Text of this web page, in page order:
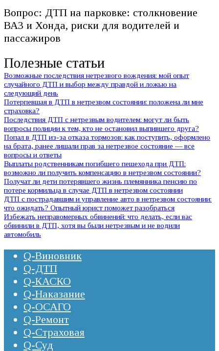
Вопрос: ДТП на парковке: столкновение
ВАЗ и Хонда, риски для водителей и
пассажиров
Полезные статьи
Возможные последствия нетрезвого вождения: мой опыт
случайного ДТП и выбор между правдой и ложью на
следующий день
Потерпевшая в ДТП в нетрезвом состоянии: положена ли мне
страховка?
Последствия ДТП с нетрезвым водителем: могут ли быть
вопросы полиции к тем, кто не остановил выпившего друга?
Попал в ДТП из-за отказа тормозов: как поступить, оформлено
на брата, ранее лишали прав за нетрезвое состояние — все
вопросы и ответы
Выплаты родственникам погибшего пешехода при ДТП:
возможно ли получить компенсацию в нетрезвом состоянии?
Получат ли дети потерявшего жизнь племянника пенсию по
потере кормильца в случае ДТП в нетрезвом состоянии
ДТП с пострадавшим и управление авто в нетрезвом состоянии:
что ожидать? Опытный юрист поможет разобраться
Избежать неправомерных обвинений: что делать, если вас
обвинили в ДТП, хотя вы были нетрезвым и не водили
автомобиль
Q-Виновник
Q-ДТП
Q-КАСКО
Q-Наказание
Q-ОСАГО
Q-Ремонт
Q-Страховая
Q-Суд